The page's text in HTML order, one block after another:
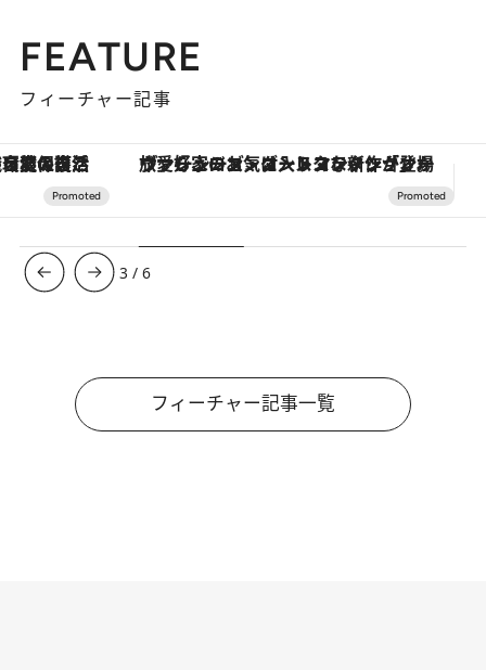
FEATURE
フィーチャー記事
ヴァシュロン・コンスタンタン「オーヴァーシーズ・オートマティック」。旅愛好家のお気に入りコレクションから、ジェンダーレスな新作が登場 【銀座で出合う最旬美容】美髪ケアや上質
3 /6
フィーチャー記事一覧